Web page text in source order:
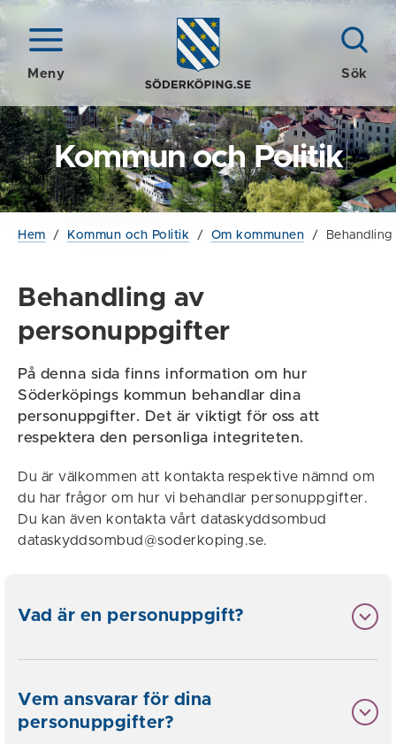
Meny Sök
Kommun och Politik
Hem / Kommun och Politik / Om kommunen /
Behandling av
personuppgifter
På denna sida finns information om hur
Söderköpings kommun behandlar dina
personuppgifter. Det är viktigt för oss att
respektera den personliga integriteten.
Du är välkommen att kontakta respektive nämnd om
du har frågor om hur vi behandlar personuppgifter.
Du kan även kontakta vårt dataskyddsombud
dataskyddsombud@soderkoping.se.
Vad är en personuppgift?
Vem ansvarar för dina
personuppgifter?